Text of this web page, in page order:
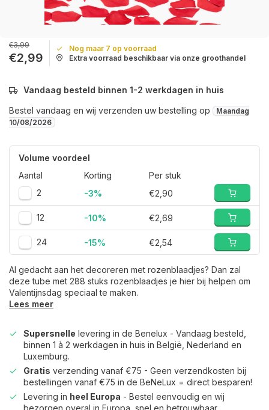
€3,99
€2,99
Nog maar 7 op voorraad
Extra voorraad beschikbaar via onze groothandel
Vandaag besteld binnen 1-2 werkdagen in huis
Bestel vandaag en wij verzenden uw bestelling op
Maandag
10/08/2026
Volume voordeel
Aantal
Korting
Per stuk
2
-3% €2,90
12 -10% €2,69
24 -15% €2,54
Al gedacht aan het decoreren met rozenblaadjes? Dan zal
deze tube met 288 stuks rozenblaadjes je hier bij helpen om
Valentijnsdag speciaal te maken.
Lees meer
Supersnelle levering in de Benelux - Vandaag besteld,
binnen 1 à 2 werkdagen in huis in België, Nederland en
Luxemburg.
Gratis verzending vanaf €75 - Geen verzendkosten bij
bestellingen vanaf €75 in de BeNeLux = direct besparen!
Levering in heel Europa - Bestel eenvoudig en wij
bezorgen overal in Europa, snel en betrouwbaar.